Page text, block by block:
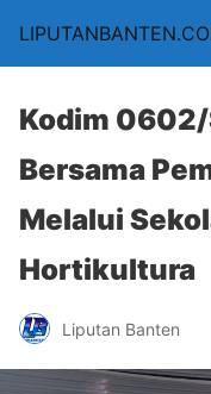
Kodim
Bersama
Melalui
Hortikultura
Liputan Banten